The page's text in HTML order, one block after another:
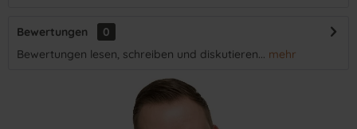
Bewertungen
0
Bewertungen lesen, schreiben und diskutieren... mehr